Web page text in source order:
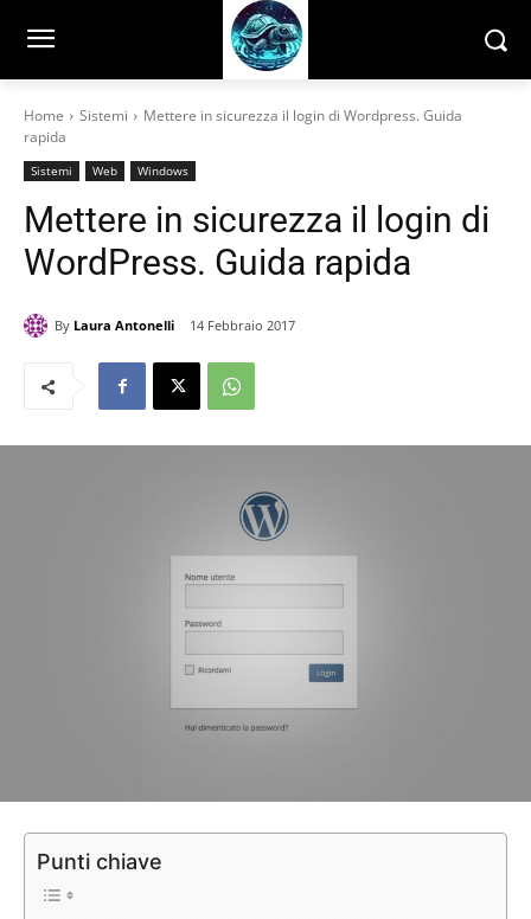
Home Sistemi
Mettere in sicurezza il login di Wordpress. Guida
rapida
Sistemi Web Windows
Mettere in sicurezza il login di
WordPress. Guida rapida
By Laura Antonelli 14 Febbraio 2017
Punti chiave